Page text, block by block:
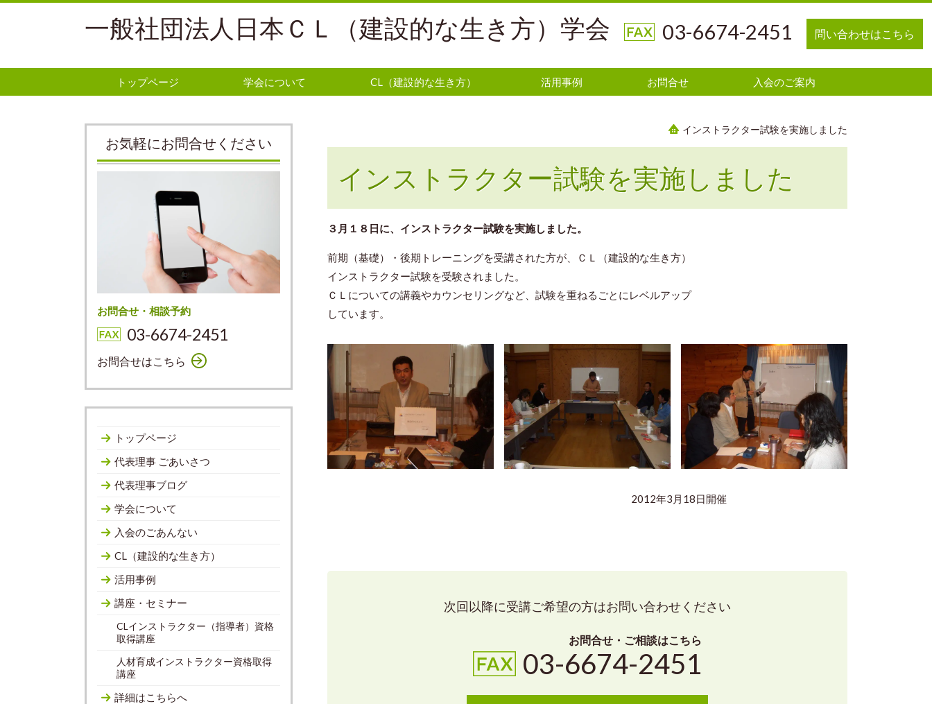
一般社団法人日本ＣＬ（建設的な生き方）学会 03-6674-2451 問い合わせはこちら
トップページ 学会について CL（建設的な生き方） 活用事例 お問合せ 入会のご案内
インストラクター試験を実施しました
インストラクター試験を実施しました
３月１８日に、インストラクター試験を実施しました。
前期（基礎）・後期トレーニングを受講された方が、ＣＬ（建設的な生き方）
インストラクター試験を受験されました。
ＣＬについての講義やカウンセリングなど、試験を重ねるごとにレベルアップ
しています。
2012年3月18日開催
次回以降に受講ご希望の方はお問い合わせください
お問合せ・ご相談はこちら
03-6674-2451
お気軽にお問合せください
お問合せ・相談予約
03-6674-2451
お問合せはこちら
トップページ
代表理事 ごあいさつ
代表理事ブログ
学会について
入会のごあんない
CL（建設的な生き方）
活用事例
講座・セミナー
CLインストラクター（指導者）資格
取得講座
人材育成インストラクター資格取得
講座
詳細はこちらへ